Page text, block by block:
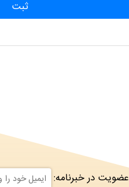
ثبت
عضویت در خبرنامه: